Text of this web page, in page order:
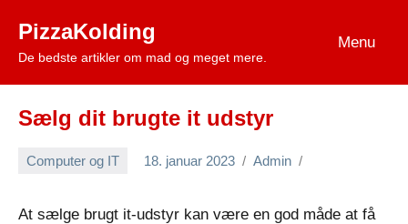
indhold
PizzaKolding
De bedste artikler om mad og meget mere.
Menu
Sælg dit brugte it udstyr
Computer og IT 18. januar 2023 Admin
At sælge brugt it-udstyr kan være en god måde at få